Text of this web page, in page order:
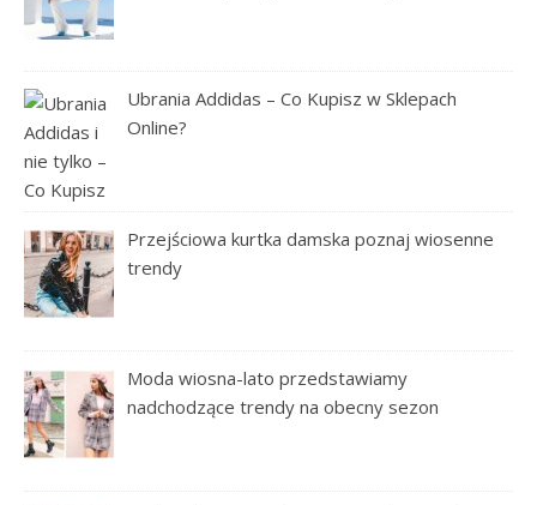
Ubrania Addidas – Co Kupisz w Sklepach
Online?
Przejściowa kurtka damska poznaj wiosenne
trendy
Moda wiosna-lato przedstawiamy
nadchodzące trendy na obecny sezon